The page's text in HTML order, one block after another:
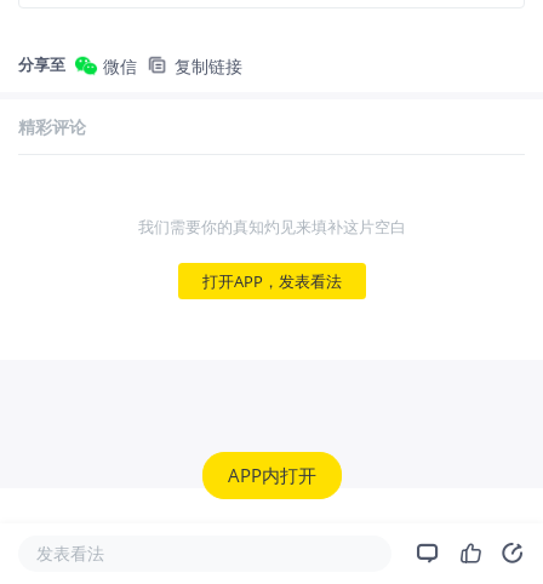
分享至 微信 复制链接
精彩评论
我们需要你的真知灼见来填补这片空白
打开APP，发表看法
APP内打开
发表看法